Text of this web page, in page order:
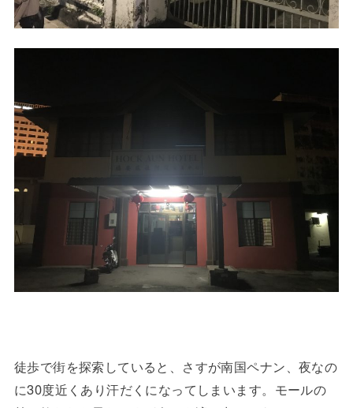
徒歩で街を探索していると、さすが南国ペナン、夜なの
に30度近くあり汗だくになってしまいます。モールの